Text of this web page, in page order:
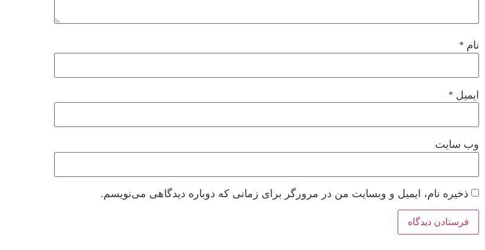
نام *
ایمیل *
وب‌ سایت
ذخیره نام، ایمیل و وبسایت من در مرورگر برای زمانی که دوباره دیدگاهی می‌نویسم.